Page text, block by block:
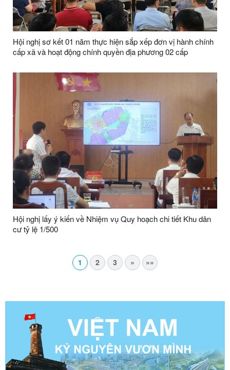
Hội nghị sơ kết 01 năm thực hiện sắp xếp đơn vị hành chính
cấp xã và hoạt động chính quyền địa phương 02 cấp
Hội nghị lấy ý kiến về Nhiệm vụ Quy hoạch chi tiết Khu dân
cư tỷ lệ 1/500
1 2 3 » »»